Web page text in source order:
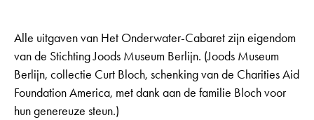
Alle uitgaven van Het Onderwater-Cabaret zijn eigendom
van de Stichting Joods Museum Berlijn. (Joods Museum
Berlijn, collectie Curt Bloch, schenking van de Charities Aid
Foundation America, met dank aan de familie Bloch voor
hun genereuze steun.)